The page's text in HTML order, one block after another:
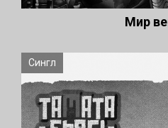
Мир
Сингл